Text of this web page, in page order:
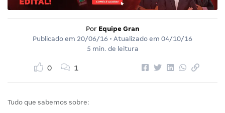
Por Equipe Gran
Publicado em 20/06/16 • Atualizado em 04/10/16
5 min. de leitura
0 1
Tudo que sabemos sobre: